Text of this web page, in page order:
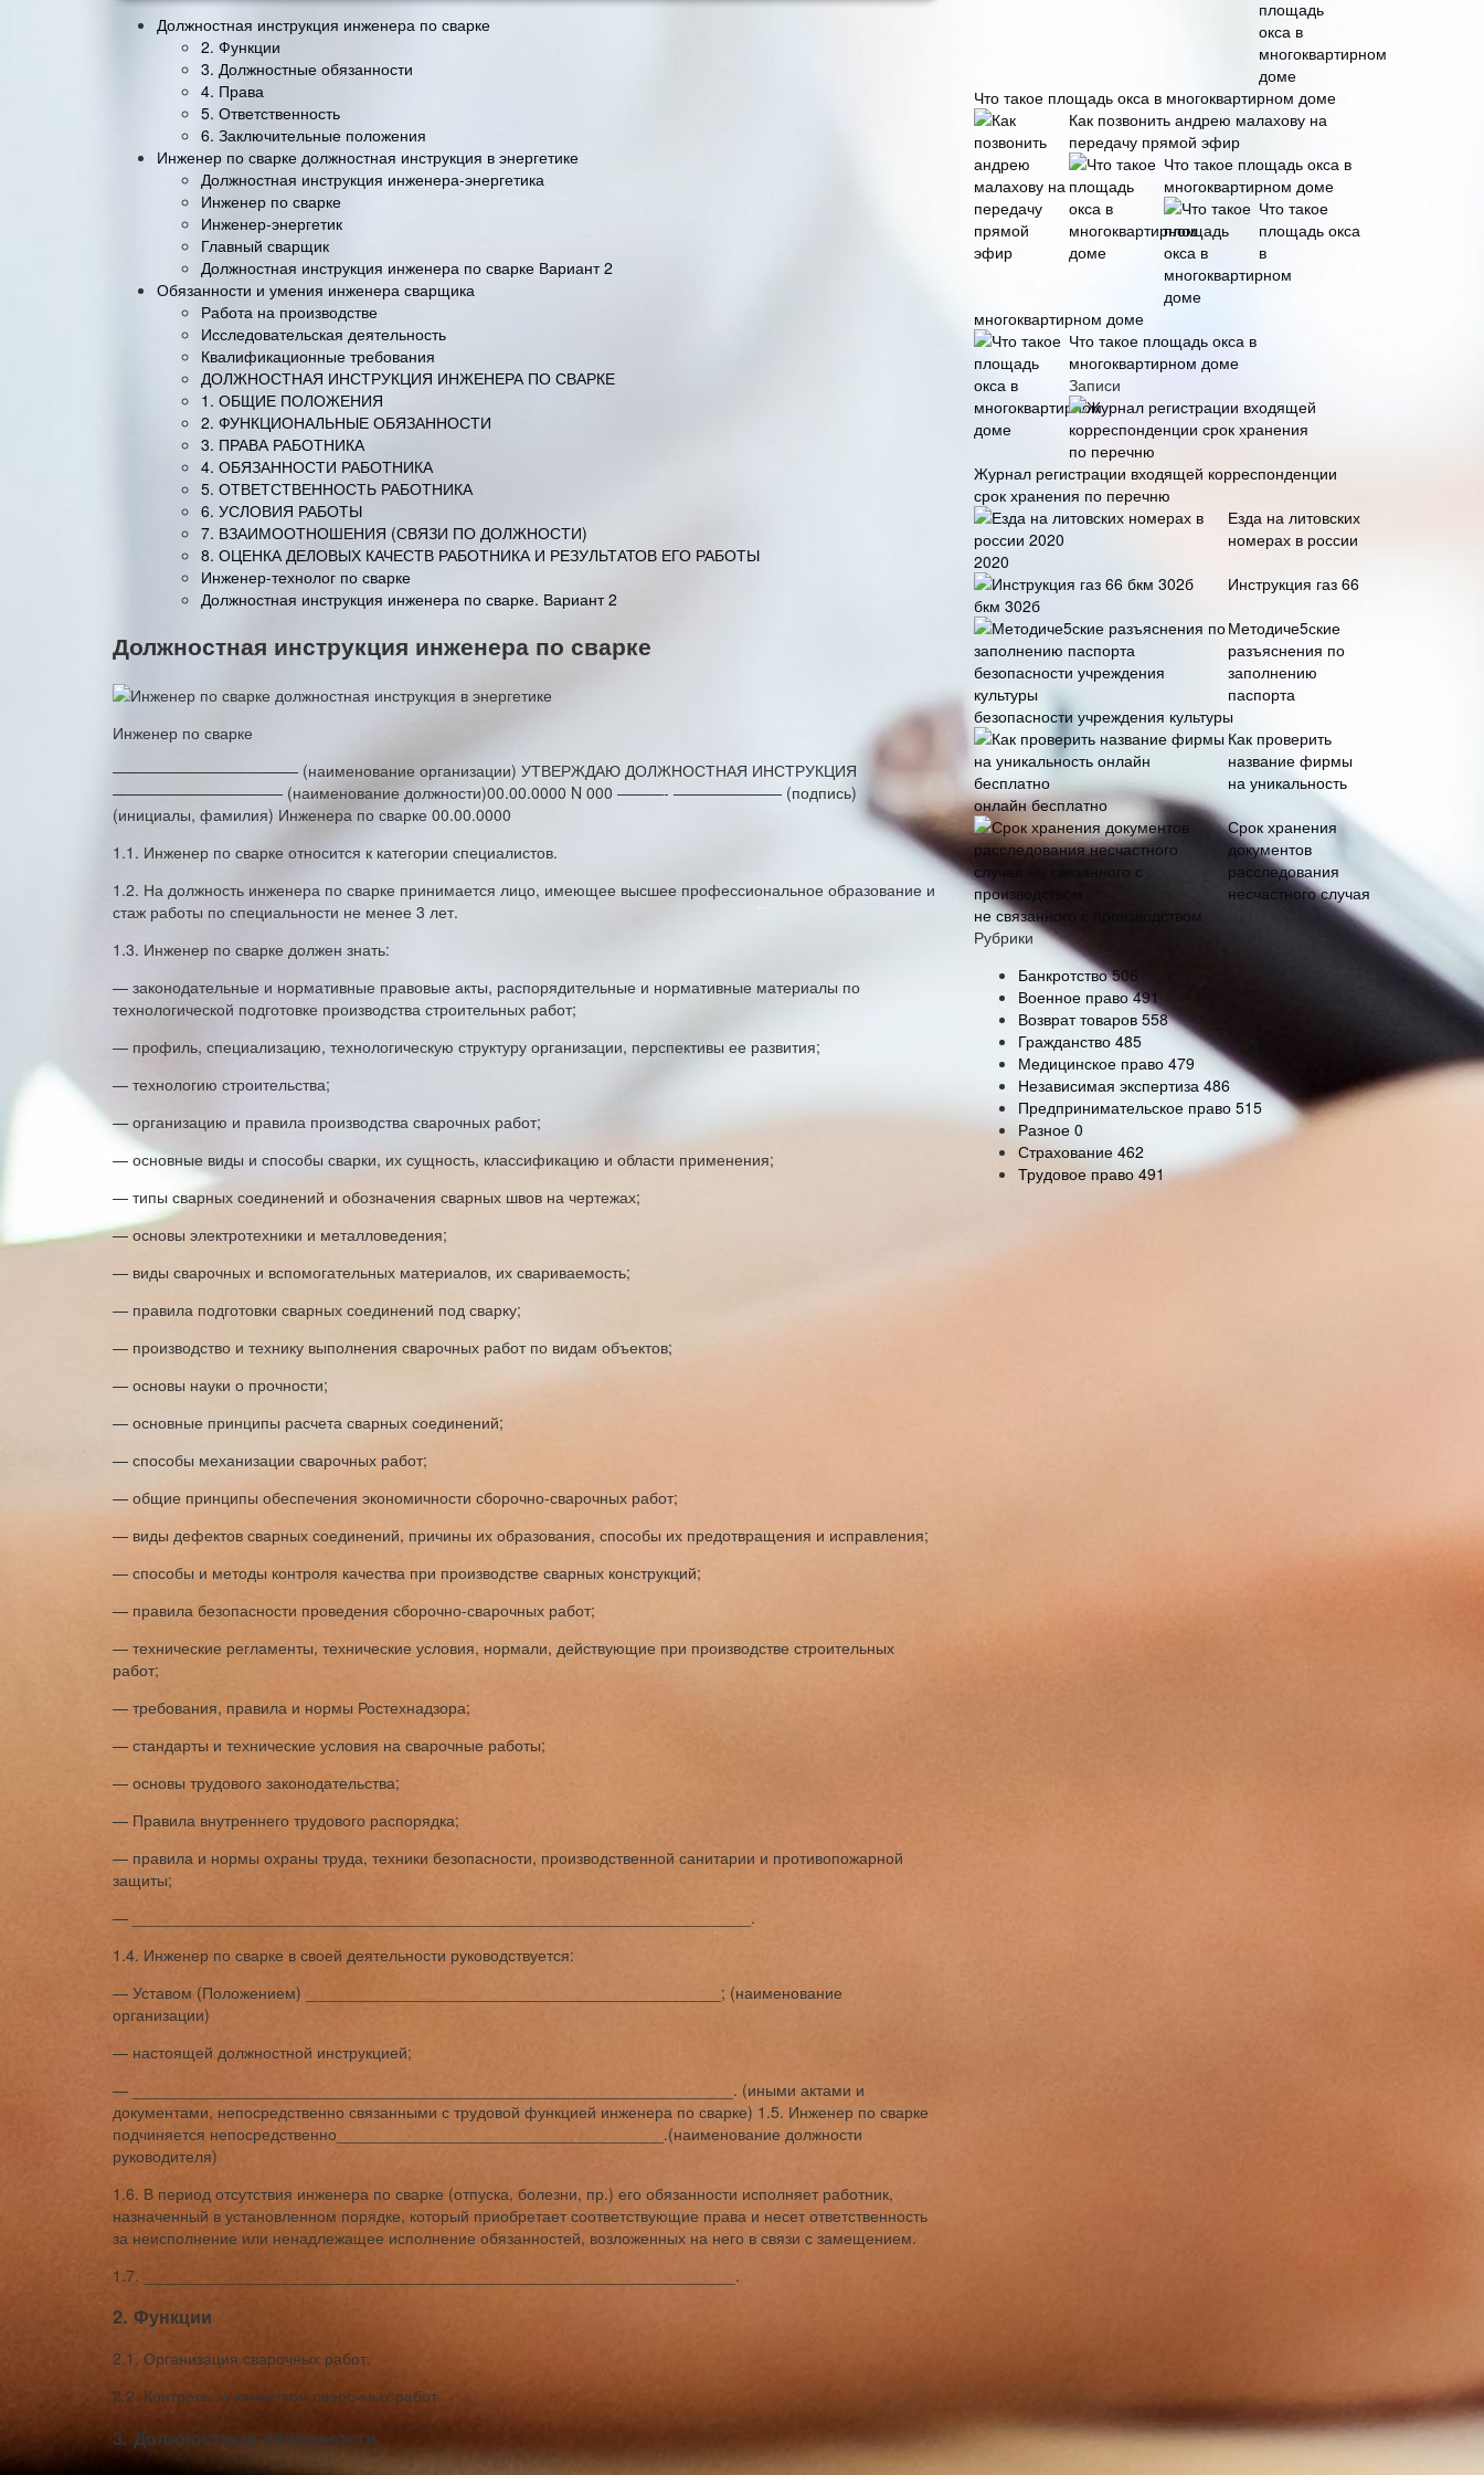
Должностная инструкция инженера по сварке
2. Функции
3. Должностные обязанности
4. Права
5. Ответственность
6. Заключительные положения
Инженер по сварке должностная инструкция в энергетике
Должностная инструкция инженера-энергетика
Инженер по сварке
Инженер-энергетик
Главный сварщик
Должностная инструкция инженера по сварке Вариант 2
Обязанности и умения инженера сварщика
Работа на производстве
Исследовательская деятельность
Квалификационные требования
ДОЛЖНОСТНАЯ ИНСТРУКЦИЯ ИНЖЕНЕРА ПО СВАРКЕ
1. ОБЩИЕ ПОЛОЖЕНИЯ
2. ФУНКЦИОНАЛЬНЫЕ ОБЯЗАННОСТИ
3. ПРАВА РАБОТНИКА
4. ОБЯЗАННОСТИ РАБОТНИКА
5. ОТВЕТСТВЕННОСТЬ РАБОТНИКА
6. УСЛОВИЯ РАБОТЫ
7. ВЗАИМООТНОШЕНИЯ (СВЯЗИ ПО ДОЛЖНОСТИ)
8. ОЦЕНКА ДЕЛОВЫХ КАЧЕСТВ РАБОТНИКА И РЕЗУЛЬТАТОВ ЕГО РАБОТЫ
Инженер-технолог по сварке
Должностная инструкция инженера по сварке. Вариант 2
Должностная инструкция инженера по сварке
Инженер по сварке
———————————— (наименование организации) УТВЕРЖДАЮ ДОЛЖНОСТНАЯ ИНСТРУКЦИЯ
——————————— (наименование должности)00.00.0000 N 000 ———- ——————— (подпись)
(инициалы, фамилия) Инженера по сварке 00.00.0000
1.1. Инженер по сварке относится к категории специалистов.
1.2. На должность инженера по сварке принимается лицо, имеющее высшее профессиональное образование и
стаж работы по специальности не менее 3 лет.
1.3. Инженер по сварке должен знать:
— законодательные и нормативные правовые акты, распорядительные и нормативные материалы по
технологической подготовке производства строительных работ;
— профиль, специализацию, технологическую структуру организации, перспективы ее развития;
— технологию строительства;
— организацию и правила производства сварочных работ;
— основные виды и способы сварки, их сущность, классификацию и области применения;
— типы сварных соединений и обозначения сварных швов на чертежах;
— основы электротехники и металловедения;
— виды сварочных и вспомогательных материалов, их свариваемость;
— правила подготовки сварных соединений под сварку;
— производство и технику выполнения сварочных работ по видам объектов;
— основы науки о прочности;
— основные принципы расчета сварных соединений;
— способы механизации сварочных работ;
— общие принципы обеспечения экономичности сборочно-сварочных работ;
— виды дефектов сварных соединений, причины их образования, способы их предотвращения и исправления;
— способы и методы контроля качества при производстве сварных конструкций;
— правила безопасности проведения сборочно-сварочных работ;
— технические регламенты, технические условия, нормали, действующие при производстве строительных
работ;
— требования, правила и нормы Ростехнадзора;
— стандарты и технические условия на сварочные работы;
— основы трудового законодательства;
— Правила внутреннего трудового распорядка;
— правила и нормы охраны труда, техники безопасности, производственной санитарии и противопожарной
защиты;
— ______________________________________________________________________.
1.4. Инженер по сварке в своей деятельности руководствуется:
— Уставом (Положением) _______________________________________________; (наименование
организации)
— настоящей должностной инструкцией;
— ____________________________________________________________________. (иными актами и
документами, непосредственно связанными с трудовой функцией инженера по сварке) 1.5. Инженер по сварке
подчиняется непосредственно_____________________________________.(наименование должности
руководителя)
1.6. В период отсутствия инженера по сварке (отпуска, болезни, пр.) его обязанности исполняет работник,
назначенный в установленном порядке, который приобретает соответствующие права и несет ответственность
за неисполнение или ненадлежащее исполнение обязанностей, возложенных на него в связи с замещением.
1.7. ___________________________________________________________________.
2. Функции
2.1. Организация сварочных работ.
2.2. Контроль за качеством сварочных работ.
3. Должностные обязанности
Что такое площадь окса в многоквартирном доме
Как позвонить андрею малахову на
передачу прямой эфир
Что такое площадь окса в
многоквартирном доме
Что такое
площадь окса
в
многоквартирном доме
Что такое площадь окса в
многоквартирном доме
Записи
Журнал регистрации входящей корреспонденции
срок хранения по перечню
Езда на литовских
номерах в россии
2020
Инструкция газ 66
бкм 302б
Методиче5ские
разъяснения по
заполнению
паспорта
безопасности учреждения культуры
Как проверить
название фирмы
на уникальность
онлайн бесплатно
Срок хранения
документов
расследования
несчастного случая
не связанного с производством
Рубрики
Банкротство506
Военное право491
Возврат товаров 558
Гражданство 485
Медицинское право 479
Независимая экспертиза 486
Предпринимательское право 515
Разное 0
Страхование 462
Трудовое право491